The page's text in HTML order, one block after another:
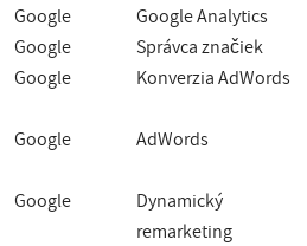
Google
Google Analytics
Google
Správca značiek
Google
Konverzia AdWords
Google
AdWords
Google
Dynamický
remarketing